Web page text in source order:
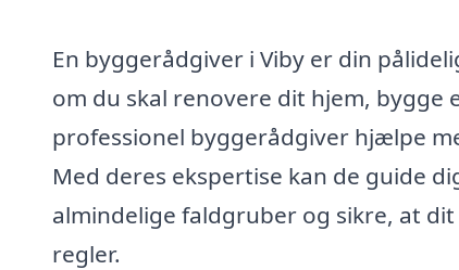
En byggerådgiver i Viby er din
om du skal renovere dit hjem,
professionel byggerådgiver hjælpe
Med deres ekspertise kan de guide
almindelige faldgruber og sikre, at
regler.